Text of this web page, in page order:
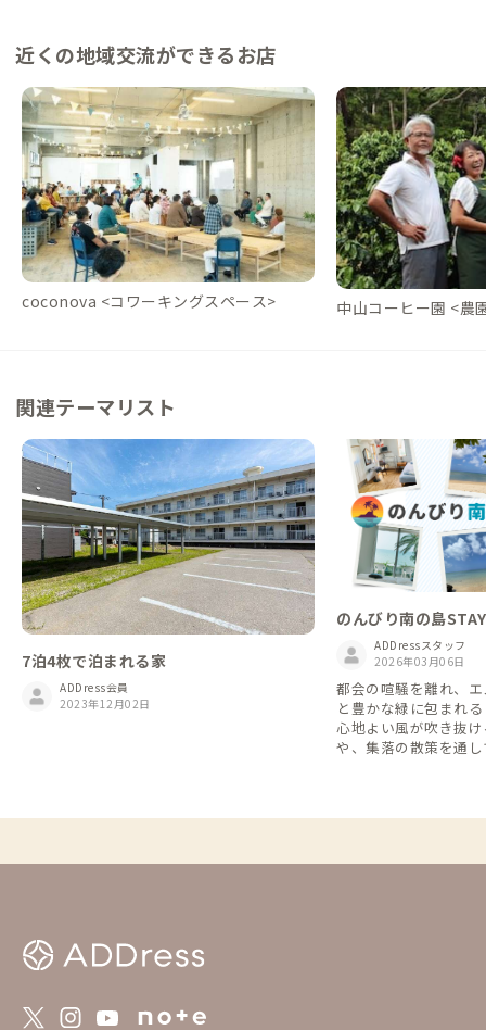
近くの地域交流ができるお店
coconova <コワーキングスペース> 中山コーヒー園 <農
関連テーマリスト
7泊4枚で泊まれる家
ADDress会員
2023年12月02日
のんびり南の島STAY
ADDressスタッフ
2026年03月06日
都会の喧騒を離れ、
と豊かな緑に包まれ
心地よい風が吹き抜
や、集落の散策を通